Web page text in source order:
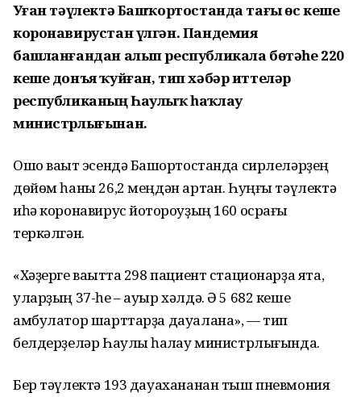
Уҙған тәүлектә Башҡортостанда тағы өс кеше
коронавирустан үлгән. Пандемия
башланғандан алып республикала бөтәһе 220
кеше донъя ҡуйған, тип хәбәр иттеләр
республиканың Һаулыҡ һаҡлау
министрлығынан.
Ошо ваҡыт эсендә Башҡортостанда сирлеләрҙең
дөйөм һаны 26,2 меңдән артҡан. Һуңғы тәүлектә
иһә коронавирус йоҡтороуҙың 160 осрағы
теркәлгән.
«Хәҙерге ваҡытта 298 пациент стационарҙа ята,
уларҙың 37-һе – ауыр хәлдә. Ә 5 682 кеше
амбулатор шарттарҙа дауалана», — тип
белдерҙеләр Һаулыҡ һаҡлау министрлығында.
Бер тәүлектә 193 дауахананан тыш пневмония